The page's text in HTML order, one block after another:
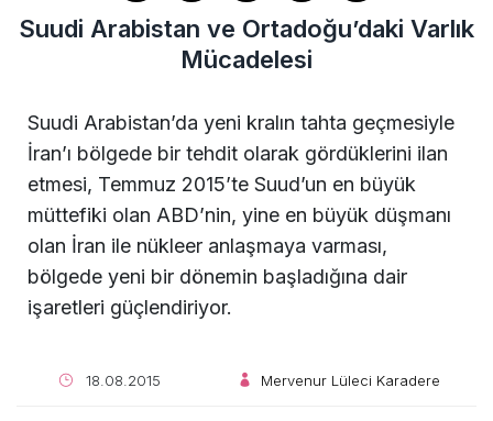
Suudi Arabistan ve Ortadoğu’daki Varlık
Mücadelesi
Suudi Arabistan’da yeni kralın tahta geçmesiyle
İran’ı bölgede bir tehdit olarak gördüklerini ilan
etmesi, Temmuz 2015’te Suud’un en büyük
müttefiki olan ABD’nin, yine en büyük düşmanı
olan İran ile nükleer anlaşmaya varması,
bölgede yeni bir dönemin başladığına dair
işaretleri güçlendiriyor.
18.08.2015 Mervenur Lüleci Karadere